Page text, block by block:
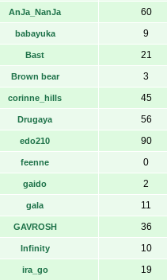
AnJa_NanJa 60
babayuka 9
Bast 21
Brown bear 3
corinne_hills 45
Drugaya 56
edo210 90
feenne 0
gaido 2
gala 11
GAVROSH 36
Infinity 10
ira_go 19